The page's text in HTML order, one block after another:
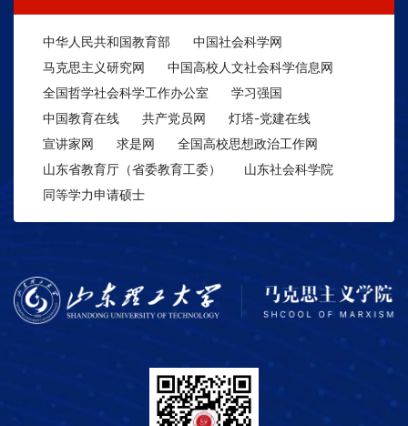
中华人民共和国教育部
中国社会科学网
马克思主义研究网
中国高校人文社会科学信息网
全国哲学社会科学工作办公室
学习强国
中国教育在线
共产党员网
灯塔-党建在线
宣讲家网
求是网
全国高校思想政治工作网
山东省教育厅（省委教育工委）
山东社会科学院
同等学力申请硕士